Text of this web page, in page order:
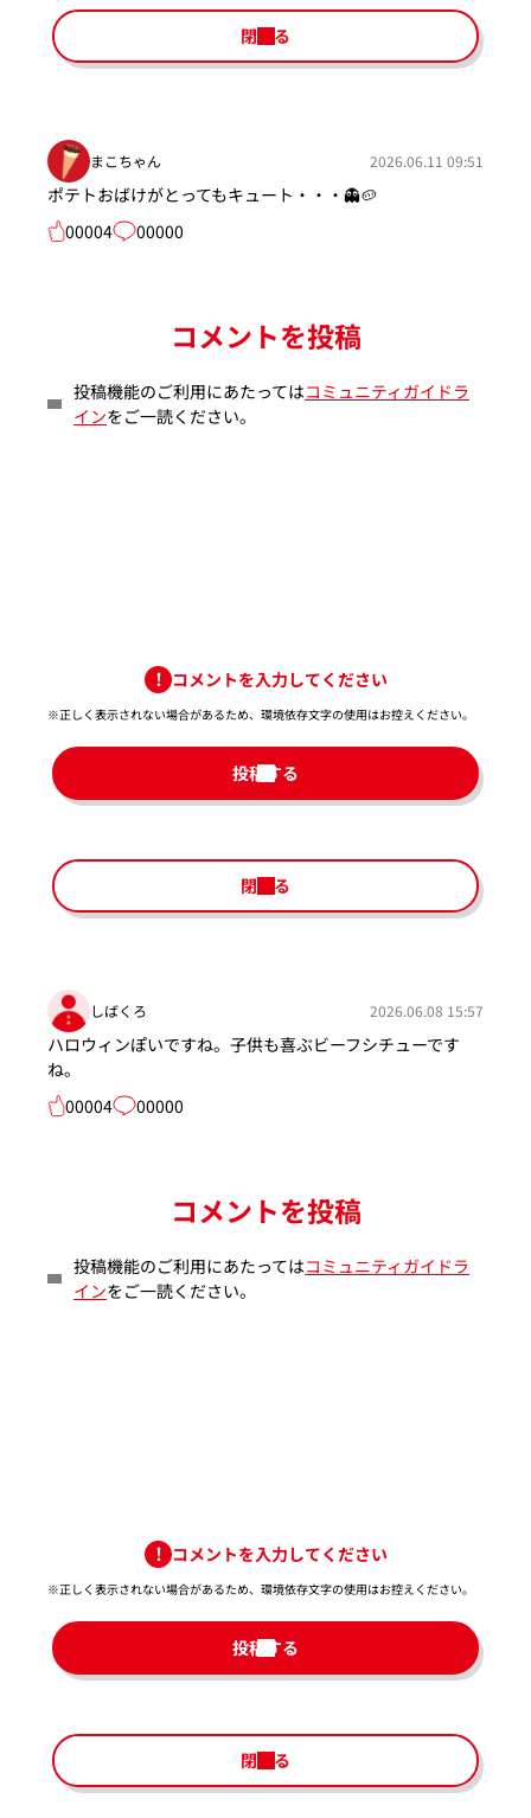
閉じる
まこちゃん 2026.06.11 09:51
ポテトおばけがとってもキュート・・・👻🥔
00004
00000
コメントを投稿
投稿機能のご利用にあたってはコミュニティガイドラ
インをご一読ください。
コメントを入力してください
※正しく表示されない場合があるため、環境依存文字の使用はお控えください。​
投稿する
閉じる
しばくろ 2026.06.08 15:57
ハロウィンぽいですね。子供も喜ぶビーフシチューです
ね。
00004
00000
コメントを投稿
投稿機能のご利用にあたってはコミュニティガイドラ
インをご一読ください。
コメントを入力してください
※正しく表示されない場合があるため、環境依存文字の使用はお控えください。​
投稿する
閉じる